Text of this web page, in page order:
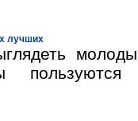
лучших